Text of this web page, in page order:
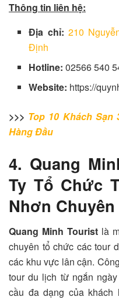
Thông tin liên hệ:
Địa chỉ: 210
Định
Hotline: 02566 540
Website: https://
>>> Top 10 Khách
Hàng Đầu
4. Quang
Ty Tổ Chức
Nhơn
Quang Minh Tourist là
chuyên tổ chức các tour
các khu vực lân cận.
tour du lịch từ ngắn
cầu đa dạng của